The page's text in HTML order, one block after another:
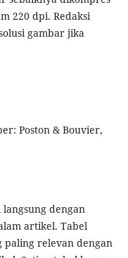
220 dpi. Redaksi
gambar jika
Poston & Bouvier,
dengan
artikel. Tabel
relevan dengan